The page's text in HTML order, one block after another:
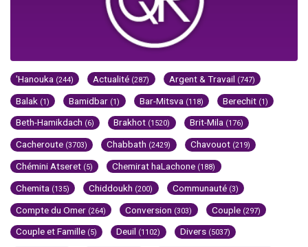
'Hanouka (244) Actualité (287) Argent & Travail (747)
Balak (1) Bamidbar (1) Bar-Mitsva (118) Berechit (1)
Beth-Hamikdach (6) Brakhot (1520) Brit-Mila (176)
Cacheroute (3703) Chabbath (2429) Chavouot (219)
Chémini Atseret (5) Chemirat haLachone (188)
Chemita (135) Chiddoukh (200) Communauté (3)
Compte du Omer (264) Conversion (303) Couple (297)
Couple et Famille (5) Deuil (1102) Divers (5037)